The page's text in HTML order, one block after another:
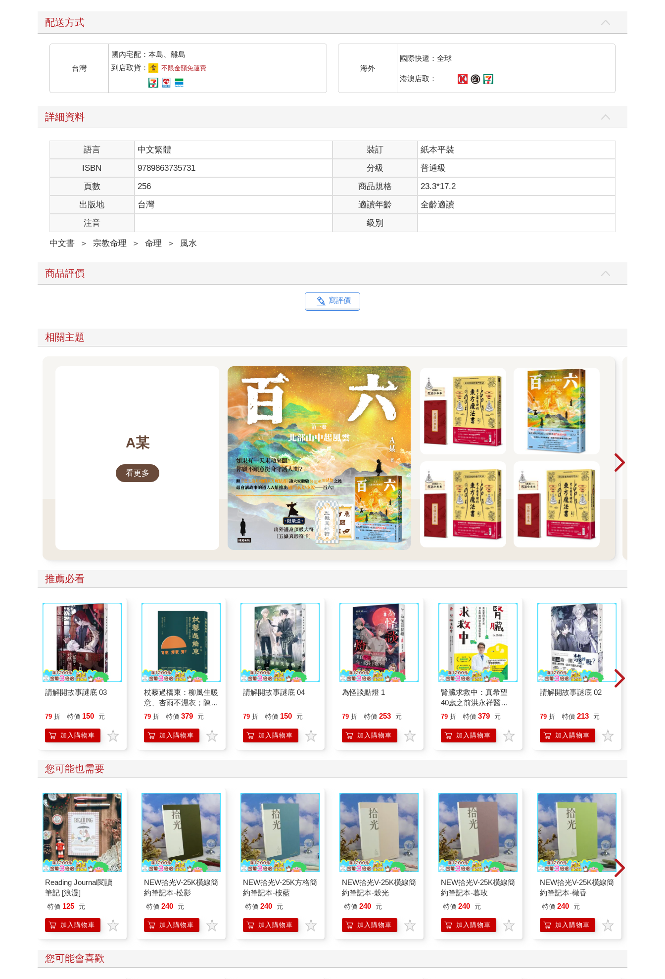
配送方式
台灣
國內宅配：本島、離島
到店取貨：
不限金額免運費 海外
國際快遞：全球
港澳店取：
詳細資料
語言 中文繁體 裝訂
紙本平裝
ISBN
9789863735731 分級
普通級
頁數
256 商品規格
23.3*17.2
出版地
台灣 適讀年齡
全齡適讀
注音
級別
中文書 ＞ 宗教命理 ＞ 命理 ＞ 風水
商品評價
寫評價
相關主題
A某
看更多
推薦必看
請解開故事謎底 03
79 折 特價 150 元
加入購物車
杖藜過橋東：柳風生暖
意、杏雨不濕衣；陳亮
恭談以心轉境的適齡漫
79 折 特價 379 元
加入購物車
請解開故事謎底 04
79 折 特價 150 元
加入購物車
為怪談點燈 1
79 折 特價 253 元
加入購物車
腎臟求救中：真希望
40歲之前洪永祥醫師
就告訴我這些事
79 折 特價 379 元
加入購物車
請解開故事謎底 02
79 折 特價 213 元
加入購物車
您可能也需要
Reading Journal閱讀
筆記 [浪漫]
特價 125 元
加入購物車
NEW拾光V-25K橫線簡
約筆記本-松影
特價 240 元
加入購物車
NEW拾光V-25K方格簡
約筆記本-桉藍
特價 240 元
加入購物車
NEW拾光V-25K橫線簡
約筆記本-穀光
特價 240 元
加入購物車
NEW拾光V-25K橫線簡
約筆記本-暮玫
特價 240 元
加入購物車
NEW拾光V-25K橫線簡
約筆記本-橄香
特價 240 元
加入購物車
您可能會喜歡